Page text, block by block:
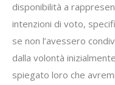
disponibilità a
intenzioni di voto,
se non l’avessero
dalla volontà
spiegato loro che